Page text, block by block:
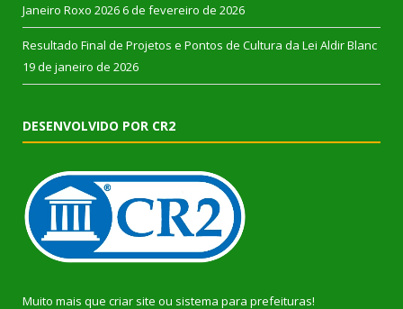
Janeiro Roxo 2026 6 de fevereiro de 2026
Resultado Final de Projetos e Pontos de Cultura da Lei Aldir Blanc
19 de janeiro de 2026
DESENVOLVIDO POR CR2
Muito mais que criar site ou sistema para prefeituras!